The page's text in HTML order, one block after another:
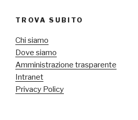
TROVA SUBITO
Chi siamo
Dove siamo
Amministrazione trasparente
Intranet
Privacy Policy